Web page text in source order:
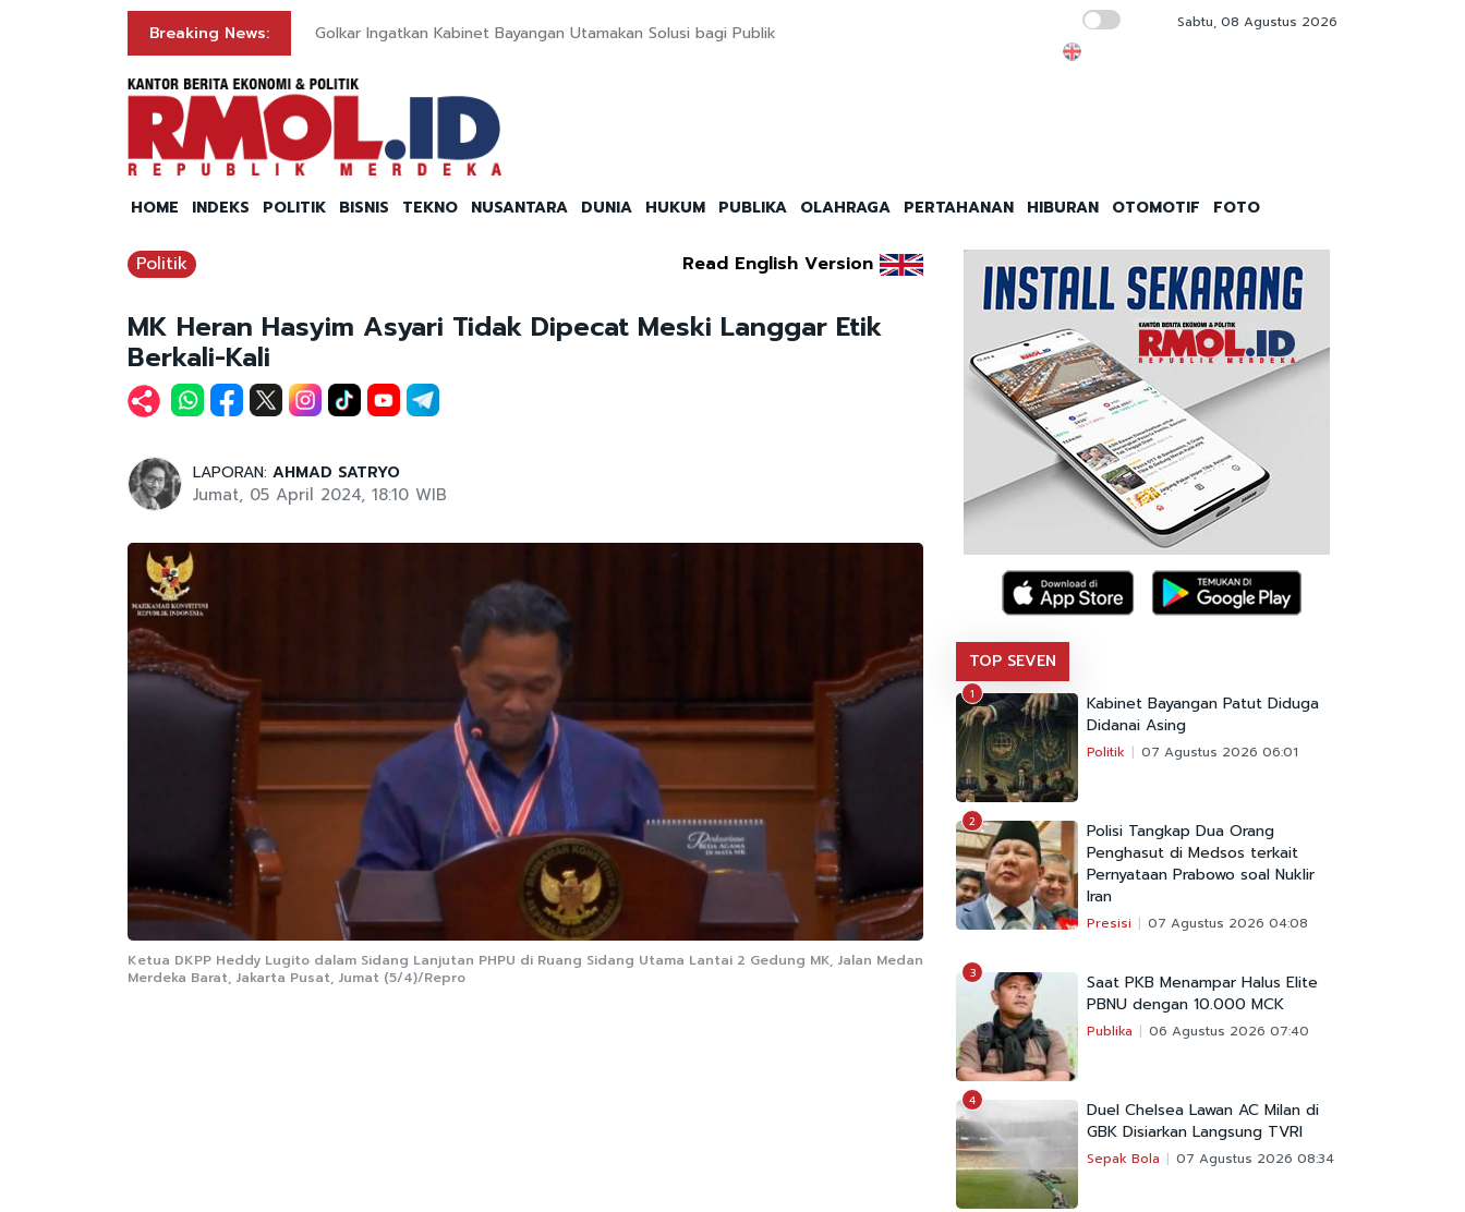
Breaking News: Golkar Ingatkan Kabinet Bayangan Utamakan Solusi bagi Publik Bus Sekolah Jakarta Terapkan Identitas
Sabtu, 08 Agustus 2026
HOME INDEKS POLITIK BISNIS TEKNO NUSANTARA DUNIA HUKUM PUBLIKA OLAHRAGA PERTAHANAN HIBURAN OTOMOTIF FOTO
Politik Read English Version
MK Heran Hasyim Asyari Tidak Dipecat Meski Langgar Etik
Berkali-Kali
LAPORAN: AHMAD SATRYO
Jumat, 05 April 2024, 18:10 WIB
Ketua DKPP Heddy Lugito dalam Sidang Lanjutan PHPU di Ruang Sidang Utama Lantai 2 Gedung MK, Jalan Medan
Merdeka Barat, Jakarta Pusat, Jumat (5/4)/Repro
TOP SEVEN
1
Kabinet Bayangan Patut Diduga
Didanai Asing
Politik 07 Agustus 2026 06:01
2
Polisi Tangkap Dua Orang
Penghasut di Medsos terkait
Pernyataan Prabowo soal Nuklir
Iran
Presisi 07 Agustus 2026 04:08
3
Saat PKB Menampar Halus Elite
PBNU dengan 10.000 MCK
Publika 06 Agustus 2026 07:40
4
Duel Chelsea Lawan AC Milan di
GBK Disiarkan Langsung TVRI
Sepak Bola 07 Agustus 2026 08:34